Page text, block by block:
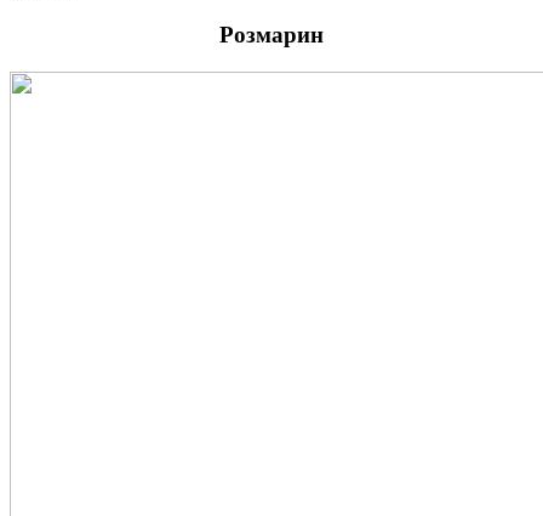
Розмарин